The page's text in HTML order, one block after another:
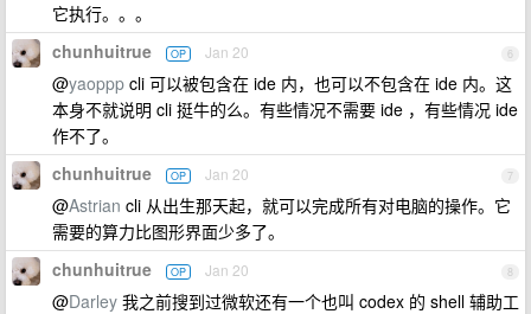
它执行。。。
6
chunhuitrue OP Jan 20
@yaoppp cli 可以被包含在 ide 内，也可以不包含在 ide 内。这
本身不就说明 cli 挺牛的么。有些情况不需要 ide ，有些情况 ide
作不了。
7
chunhuitrue OP Jan 20
@Astrian cli 从出生那天起，就可以完成所有对电脑的操作。它
需要的算力比图形界面少多了。
8
chunhuitrue OP Jan 20
@Darley 我之前搜到过微软还有一个也叫 codex 的 shell 辅助工